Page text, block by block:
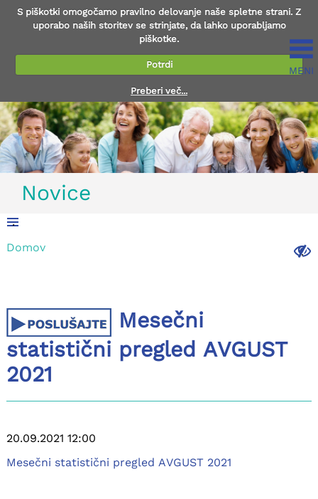
S piškotki omogočamo pravilno delovanje naše spletne strani. Z
uporabo naših storitev se strinjate, da lahko uporabljamo
piškotke.
Potrdi
Preberi več...
MENI
Novice
.
.
Domov
Mesečni
statistični pregled AVGUST
2021
20.09.2021 12:00
Mesečni statistični pregled AVGUST 2021